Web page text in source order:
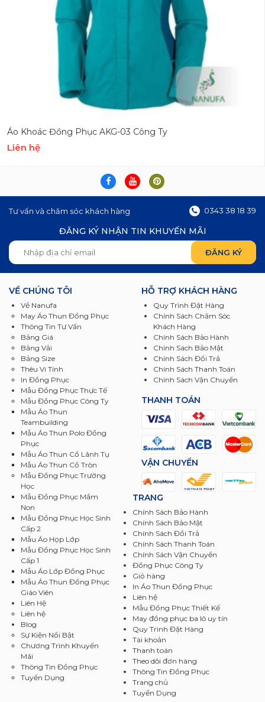
Áo Khoác Đồng Phục AKG-03 Công Ty
Liên hệ
Tư vấn và chăm sóc khách hàng 0343 38 18 39
ĐĂNG KÝ NHẬN TIN KHUYẾN MÃI
VỀ CHÚNG TÔI
Về Nanufa
May Áo Thun Đồng Phục
Thông Tin Tư Vấn
Bảng Giá
Bảng Vải
Bảng Size
Thêu Vi Tính
In Đồng Phục
Mẫu Đồng Phục Thực Tế
Mẫu Đồng Phục Công Ty
Mẫu Áo Thun
Teambuilding
Mẫu Áo Thun Polo Đồng
Phục
Mẫu Áo Thun Cổ Lãnh Tụ
Mẫu Áo Thun Cổ Tròn
Mẫu Đồng Phục Trường
Học
Mẫu Đồng Phục Mầm
Non
Mẫu Đồng Phục Học Sinh
Cấp 2
Mẫu Áo Họp Lớp
Mẫu Đồng Phục Học Sinh
Cấp 1
Mẫu Áo Lớp Đồng Phục
Mẫu Áo Thun Đồng Phục
Giáo Viên
Liên Hệ
Liên hệ
Blog
Sự Kiện Nổi Bật
Chương Trình Khuyến
Mãi
Thông Tin Đồng Phục
Tuyển Dụng
HỖ TRỢ KHÁCH HÀNG
Quy Trình Đặt Hàng
Chính Sách Chăm Sóc
Khách Hàng
Chính Sách Bảo Hành
Chính Sách Bảo Mật
Chính Sách Đổi Trả
Chính Sách Thanh Toán
Chính Sách Vận Chuyển
THANH TOÁN
VẬN CHUYỂN
TRANG
Chính Sách Bảo Hành
Chính Sách Bảo Mật
Chính Sách Đổi Trả
Chính Sách Thanh Toán
Chính Sách Vận Chuyển
Đồng Phục Công Ty
Giỏ hàng
In Áo Thun Đồng Phục
Liên hệ
Mẫu Đồng Phục Thiết Kế
May đồng phục ba lô uy tín
Quy Trình Đặt Hàng
Tài khoản
Thanh toán
Theo dõi đơn hàng
Thông Tin Đồng Phục
Trang chủ
Tuyển Dụng